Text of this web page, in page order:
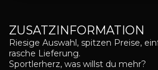
ZUSATZINFORMATION
Riesige Auswahl, spitzen Preise,
rasche Lieferung.
Sportlerherz, was willst du mehr?